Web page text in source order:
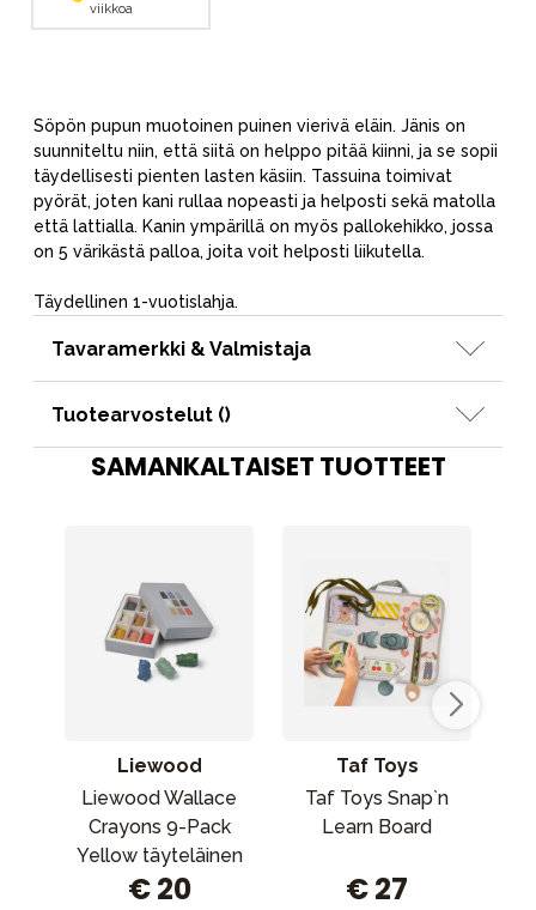
viikkoa
Söpön pupun muotoinen puinen vierivä eläin. Jänis on
suunniteltu niin, että siitä on helppo pitää kiinni, ja se sopii
täydellisesti pienten lasten käsiin. Tassuina toimivat
pyörät, joten kani rullaa nopeasti ja helposti sekä matolla
että lattialla. Kanin ympärillä on myös pallokehikko, jossa
on 5 värikästä palloa, joita voit helposti liikutella.
Täydellinen 1-vuotislahja.
Tavaramerkki & Valmistaja
Tuotearvostelut ()
SAMANKALTAISET TUOTTEET
Liewood
Liewood Wallace
Crayons 9-Pack
Yellow täyteläinen
monisekoitus
€ 20
Taf Toys
Taf Toys Snap`n
Learn Board
€ 27